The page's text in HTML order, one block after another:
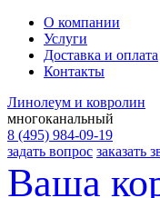
О компании
Услуги
Доставка и оплата
Контакты
Линолеум и ковролин
многоканальный
8 (495) 984-09-19
задать вопрос заказать
Ваша